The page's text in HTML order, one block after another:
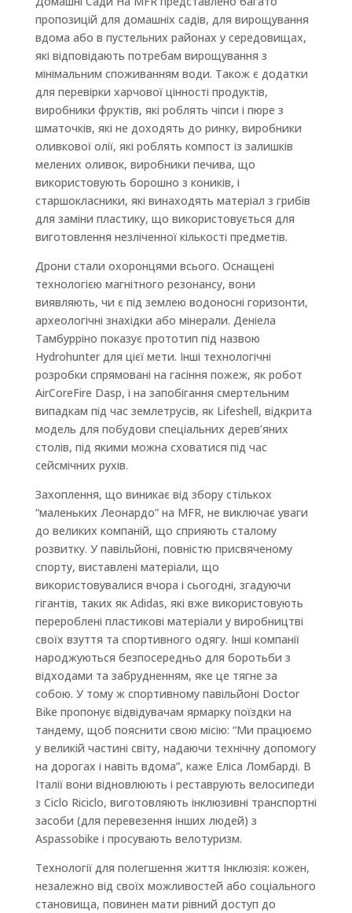
пропозицій для домашніх садів, для вирощування
вдома або в пустельних районах у середовищах,
які відповідають потребам вирощування з
мінімальним споживанням води. Також є додатки
для перевірки харчової цінності продуктів,
виробники фруктів, які роблять чіпси і пюре з
шматочків, які не доходять до ринку, виробники
оливкової олії, які роблять компост із залишків
мелених оливок, виробники печива, що
використовують борошно з коників, і
старшокласники, які винаходять матеріал з грибів
для заміни пластику, що використовується для
виготовлення незліченної кількості предметів.
Дрони стали охоронцями всього. Оснащені
технологією магнітного резонансу, вони
виявляють, чи є під землею водоносні горизонти,
археологічні знахідки або мінерали. Деніела
Тамбурріно показує прототип під назвою
Hydrohunter для цієї мети. Інші технологічні
розробки спрямовані на гасіння пожеж, як робот
AirCoreFire Dasp, і на запобігання смертельним
випадкам під час землетрусів, як Lifeshell, відкрита
модель для побудови спеціальних дерев’яних
столів, під якими можна сховатися під час
сейсмічних рухів.
Захоплення, що виникає від збору стількох
“маленьких Леонардо” на MFR, не виключає уваги
до великих компаній, що сприяють сталому
розвитку. У павільйоні, повністю присвяченому
спорту, виставлені матеріали, що
використовувалися вчора і сьогодні, згадуючи
гігантів, таких як Adidas, які вже використовують
перероблені пластикові матеріали у виробництві
своїх взуття та спортивного одягу. Інші компанії
народжуються безпосередньо для боротьби з
відходами та забрудненням, яке це тягне за
собою. У тому ж спортивному павільйоні Doctor
Bike пропонує відвідувачам ярмарку поїздки на
тандему, щоб пояснити свою місію: “Ми працюємо
у великій частині світу, надаючи технічну допомогу
на дорогах і навіть вдома”, каже Еліса Ломбарді. В
Італії вони відновлюють і реставрують велосипеди
з Ciclo Riciclo, виготовляють інклюзивні транспортні
засоби (для перевезення інших людей) з
Aspassobike і просувають велотуризм.
Технології для полегшення життя Інклюзія: кожен,
незалежно від своїх можливостей або соціального
становища, повинен мати рівний доступ до